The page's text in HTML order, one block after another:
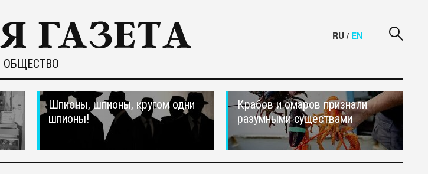
ОБЩЕСТВО
RU / EN
Шпионы, шпионы, кругом одни
шпионы!
Крабов и омаров признали
разумными существами